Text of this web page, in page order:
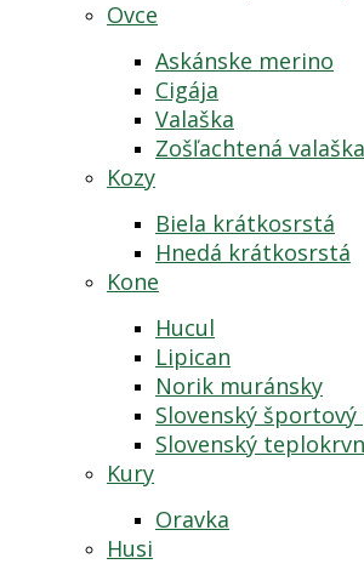
Ovce
Askánske merino
Cigája
Valaška
Zošľachtená valaška
Kozy
Biela krátkosrstá
Hnedá krátkosrstá
Kone
Hucul
Lipican
Norik muránsky
Slovenský športový
Slovenský
Kury
Oravka
Husi